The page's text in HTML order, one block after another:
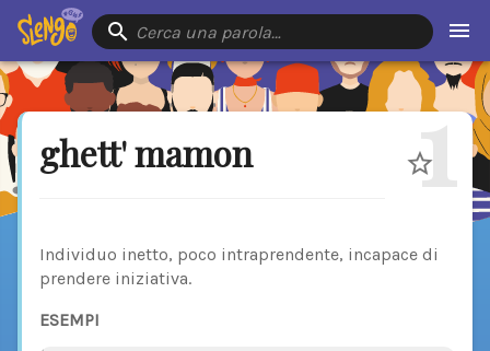
Cerca una parola…
ghett' mamon 1
Individuo inetto, poco intraprendente, incapace di
prendere iniziativa.
ESEMPI